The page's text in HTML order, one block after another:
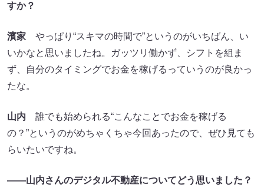
すか？
濱家 やっぱり“スキマの時間で”というのがいちばん、い
いかなと思いましたね。ガッツリ働かず、シフトを組ま
ず、自分のタイミングでお金を稼げるっていうのが良かっ
たな。
山内 誰でも始められる“こんなことでお金を稼げる
の？”というのがめちゃくちゃ今回あったので、ぜひ見ても
らいたいですね。
――山内さんのデジタル不動産についてどう思いました？